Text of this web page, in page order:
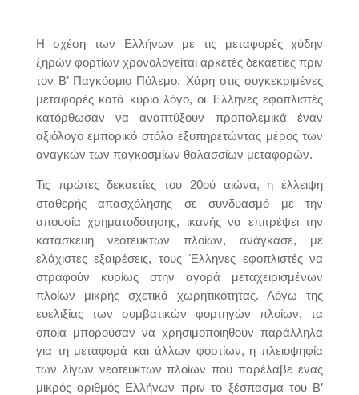
H σχέση των Eλλήνων με τις μεταφορές χύδην
ξηρών φορτίων χρονολογείται αρκετές δεκαετίες πριν
τον Β’ Παγκόσμιο Πόλεμο. Χάρη στις συγκεκριμένες
μεταφορές κατά κύριο λόγο, οι Έλληνες εφοπλιστές
κατόρθωσαν να αναπτύξουν προπολεμικά έναν
αξιόλογο εμπορικό στόλο εξυπηρετώντας μέρος των
αναγκών των παγκοσμίων θαλασσίων μεταφορών.
Τις πρώτες δεκαετίες του 20ού αιώνα, η έλλειψη
σταθερής απασχόλησης σε συνδυασμό με την
απουσία χρηματοδότησης, ικανής να επιτρέψει την
κατασκευή νεότευκτων πλοίων, ανάγκασε, με
ελάχιστες εξαιρέσεις, τους Έλληνες εφοπλιστές να
στραφούν κυρίως στην αγορά μεταχειρισμένων
πλοίων μικρής σχετικά χωρητικότητας. Λόγω της
ευελιξίας των συμβατικών φορτηγών πλοίων, τα
οποία μπορούσαν να χρησιμοποιηθούν παράλληλα
για τη μεταφορά και άλλων φορτίων, η πλειοψηφία
των λίγων νεότευκτων πλοίων που παρέλαβε ένας
μικρός αριθμός Eλλήνων πριν το ξέσπασμα του Β’